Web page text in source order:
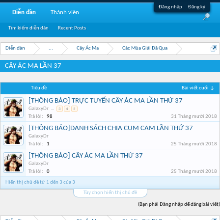
Đăng nhập Đăng ký
Diễn đàn ... Cây Ác Ma Các Mùa Giải Đã Qua
CÂY ÁC MA LẦN 37
Tiêu đề Bài viết cuối ↓
[THÔNG BÁO] TRỰC TUYẾN CÂY ÁC MA LẦN THỨ 37
GalaxyDr ... 3 4 5
Trả lời: 98 31 Tháng mười 2018
[THÔNG BÁO]DANH SÁCH CHIA CUM CAM LẦN THỨ 37
GalaxyDr
Trả lời:
1 25 Tháng mười 2018
[THÔNG BÁO] CÂY ÁC MA LẦN THỨ 37
GalaxyDr
Trả lời:
0
25 Tháng mười 2018
Hiển thị chủ đề từ 1 đến 3 của 3
Tùy chọn hiển thị chủ đề
(Bạn phải Đăng nhập để đăng bài viết)
Diễn đàn
Tìm kiếm diễn đàn Recent Posts
Thành viên